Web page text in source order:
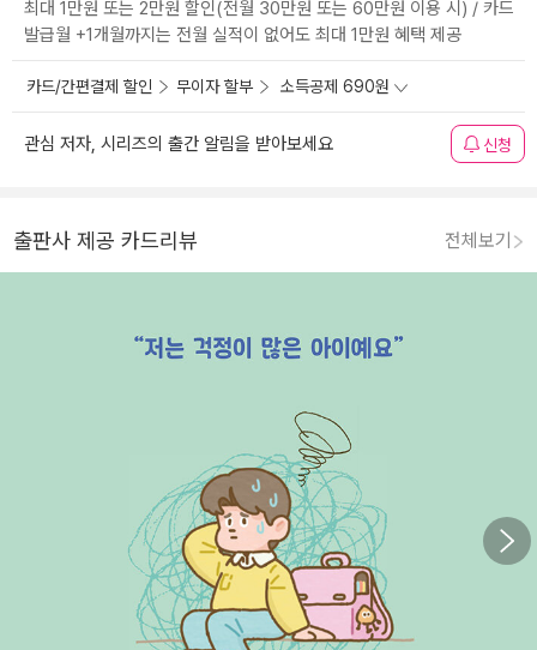
최대 1만원 또는 2만원 할인(전월 30만원 또는 60만원 이용 시) / 카드
발급월 +1개월까지는 전월 실적이 없어도 최대 1만원 혜택 제공
카드/간편결제 할인 무이자 할부 소득공제 690원
관심 저자, 시리즈의 출간 알림을 받아보세요 신청
출판사 제공 카드리뷰 전체보기